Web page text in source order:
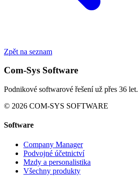
Zpět na seznam
Com-Sys Software
Podnikové softwarové řešení už přes 36 let.
© 2026 COM-SYS SOFTWARE
Software
Company Manager
Podvojné účetnictví
Mzdy a personalistika
Všechny produkty